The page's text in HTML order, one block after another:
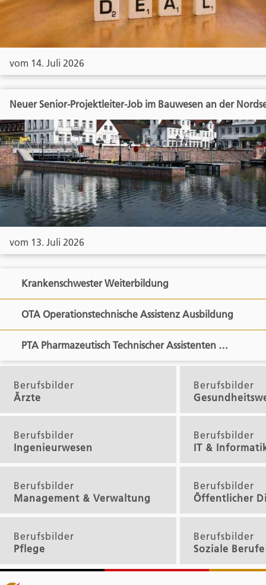
vom 14. Juli 2026
Neuer Senior-Projektleiter-Job im Bauwesen an der
vom 13. Juli 2026
Krankenschwester Weiterbildung
OTA Operationstechnische Assistenz Ausbildung
PTA Pharmazeutisch Technischer Assistenten …
Berufsbilder
Ärzte
Berufsbilder
Berufsbilder
Ingenieurwesen
Berufsbilder
IT &
Berufsbilder
Management & Verwaltung
Berufsbilder
Öffentlicher
Berufsbilder
Pflege
Berufsbilder
Soziale Berufe